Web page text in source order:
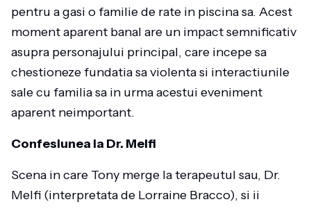
pentru a gasi o familie de rate in piscina sa. Acest
moment aparent banal are un impact semnificativ
asupra personajului principal, care incepe sa
chestioneze fundatia sa violenta si interactiunile
sale cu familia sa in urma acestui eveniment
aparent neimportant.
Confesiunea la Dr. Melfi
Scena in care Tony merge la terapeutul sau, Dr.
Melfi (interpretata de Lorraine Bracco), si ii